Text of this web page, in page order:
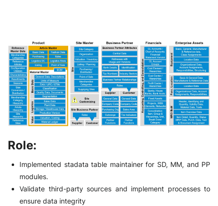
Role:
Implemented stadata table maintainer for SD, MM, and PP
modules.
Validate third-party sources and implement processes to
ensure data integrity